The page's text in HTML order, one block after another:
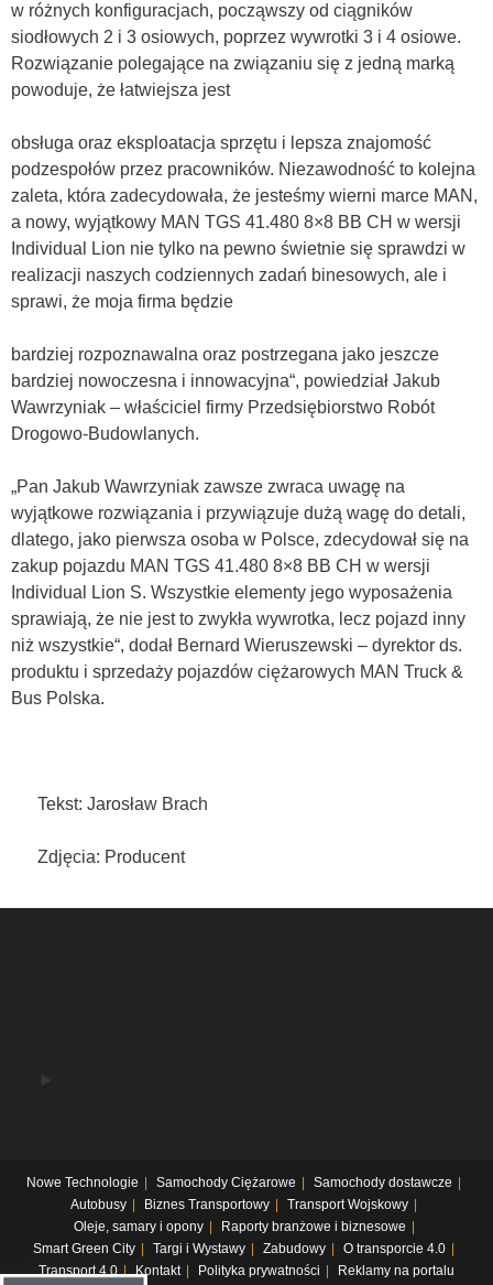
w różnych konfiguracjach, począwszy od ciągników
siodłowych 2 i 3 osiowych, poprzez wywrotki 3 i 4 osiowe.
Rozwiązanie polegające na związaniu się z jedną marką
powoduje, że łatwiejsza jest
obsługa oraz eksploatacja sprzętu i lepsza znajomość
podzespołów przez pracowników. Niezawodność to kolejna
zaleta, która zadecydowała, że jesteśmy wierni marce MAN,
a nowy, wyjątkowy MAN TGS 41.480 8×8 BB CH w wersji
Individual Lion nie tylko na pewno świetnie się sprawdzi w
realizacji naszych codziennych zadań binesowych, ale i
sprawi, że moja firma będzie
bardziej rozpoznawalna oraz postrzegana jako jeszcze
bardziej nowoczesna i innowacyjna“, powiedział Jakub
Wawrzyniak – właściciel firmy Przedsiębiorstwo Robót
Drogowo-Budowlanych.
„Pan Jakub Wawrzyniak zawsze zwraca uwagę na
wyjątkowe rozwiązania i przywiązuje dużą wagę do detali,
dlatego, jako pierwsza osoba w Polsce, zdecydował się na
zakup pojazdu MAN TGS 41.480 8×8 BB CH w wersji
Individual Lion S. Wszystkie elementy jego wyposażenia
sprawiają, że nie jest to zwykła wywrotka, lecz pojazd inny
niż wszystkie“, dodał Bernard Wieruszewski – dyrektor ds.
produktu i sprzedaży pojazdów ciężarowych MAN Truck &
Bus Polska.
Tekst: Jarosław Brach
Zdjęcia: Producent
Nowe Technologie Samochody Ciężarowe
Samochody dostawcze
Autobusy
Biznes Transportowy
Transport Wojskowy
Oleje, samary i opony
Raporty branżowe i biznesowe
Smart Green City
Targi i Wystawy Zabudowy
O transporcie 4.0
Transport 4.0
Kontakt Polityka prywatności Reklamy na portalu